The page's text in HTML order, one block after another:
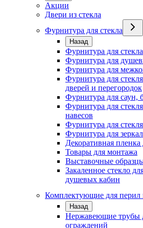
Акции
Двери из стекла
Фурнитура для стекла
Назад
Фурнитура для
Фурнитура для
Фурнитура для
Фурнитура для
дверей и перегородок
Фурнитура для саун,
Фурнитура для
навесов
Фурнитура для
Фурнитура для
Декоративная пленка
Товары для монтажа
Выставочные
Закаленное стекло
душевых кабин
Комплектующие для перил
Назад
Нержавеющие трубы
ограждений